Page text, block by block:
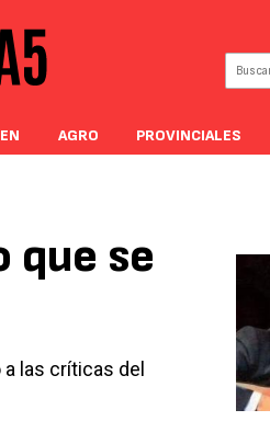
AGRO PROVINCIALES
que se
las críticas del